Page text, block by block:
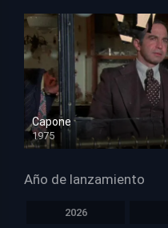
Capone
1975
HD 1080p
Año de lanzamiento
2026